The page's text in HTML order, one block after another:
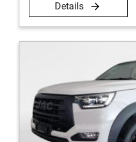
Details